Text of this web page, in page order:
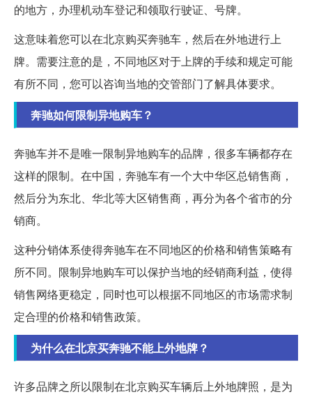
的地方，办理机动车登记和领取行驶证、号牌。
这意味着您可以在北京购买奔驰车，然后在外地进行上
牌。需要注意的是，不同地区对于上牌的手续和规定可能
有所不同，您可以咨询当地的交管部门了解具体要求。
奔驰如何限制异地购车？
奔驰车并不是唯一限制异地购车的品牌，很多车辆都存在
这样的限制。在中国，奔驰车有一个大中华区总销售商，
然后分为东北、华北等大区销售商，再分为各个省市的分
销商。
这种分销体系使得奔驰车在不同地区的价格和销售策略有
所不同。限制异地购车可以保护当地的经销商利益，使得
销售网络更稳定，同时也可以根据不同地区的市场需求制
定合理的价格和销售政策。
为什么在北京买奔驰不能上外地牌？
许多品牌之所以限制在北京购买车辆后上外地牌照，是为